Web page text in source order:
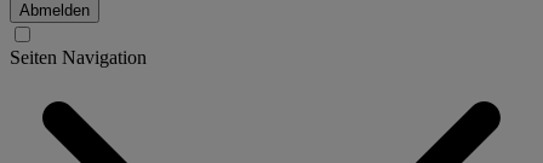
Abmelden
Seiten Navigation